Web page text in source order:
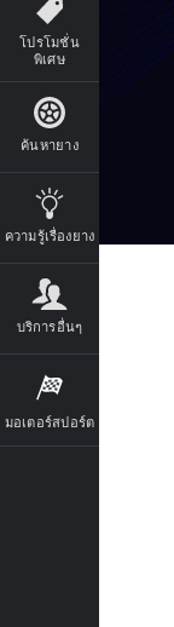
โปรโมชั่น
พิเศษ
ค้นหายาง
ความรู้เรื่องยาง
บริการอื่นๆ
มอเตอร์สปอร์ต